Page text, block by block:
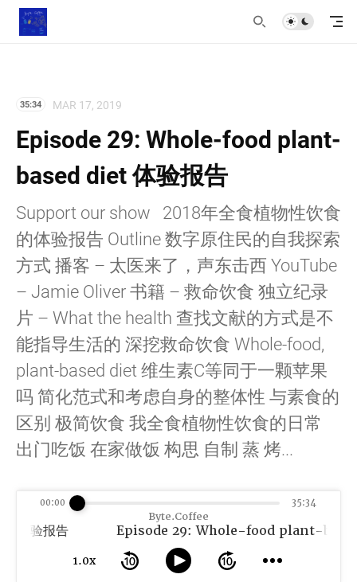
35:34 MAR 17, 2019
Episode 29: Whole-food plant-
based diet 体验报告
Support our show 2018年全食植物性饮食
的体验报告 Outline 数字原住民的自我探索
方式 播客 – 太医来了，声东击西 YouTube
– Jamie Oliver 书籍 – 救命饮食 独立纪录
片 – What the health 查找文献的方式是不
能指导生活的 深挖救命饮食 Whole-food,
plant-based diet 维生素C等同于一颗苹果
吗 简化范式和考虑自身的整体性 与素食的
区别 极简饮食 我全食植物性饮食的日常
出门吃饭 在家做饭 构思 自制 蒸 烤...
Byte.Coffee
验报告
1.0x
00:00 35:34